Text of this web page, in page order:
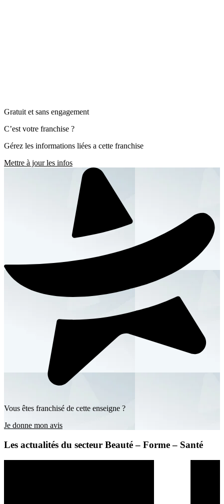
Gratuit et sans engagement
C’est votre franchise ?
Gérez les informations liées a cette franchise
Mettre à jour les infos
Vous êtes franchisé de cette enseigne ?
Je donne mon avis
Les actualités du secteur Beauté – Forme – Santé